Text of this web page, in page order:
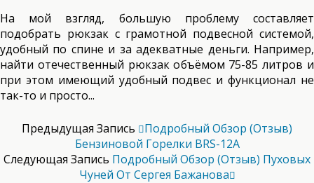
На мой взгляд, большую проблему составляет
подобрать рюкзак с грамотной подвесной системой,
удобный по спине и за адекватные деньги. Например,
найти отечественный рюкзак объёмом 75-85 литров и
при этом имеющий удобный подвес и функционал не
так-то и просто...
Предыдущая Запись
Подробный Обзор (отзыв)
Бензиновой Горелки BRS-12A
Следующая Запись Подробный Обзор (отзыв) Пуховых
Чуней От Сергея Бажанова